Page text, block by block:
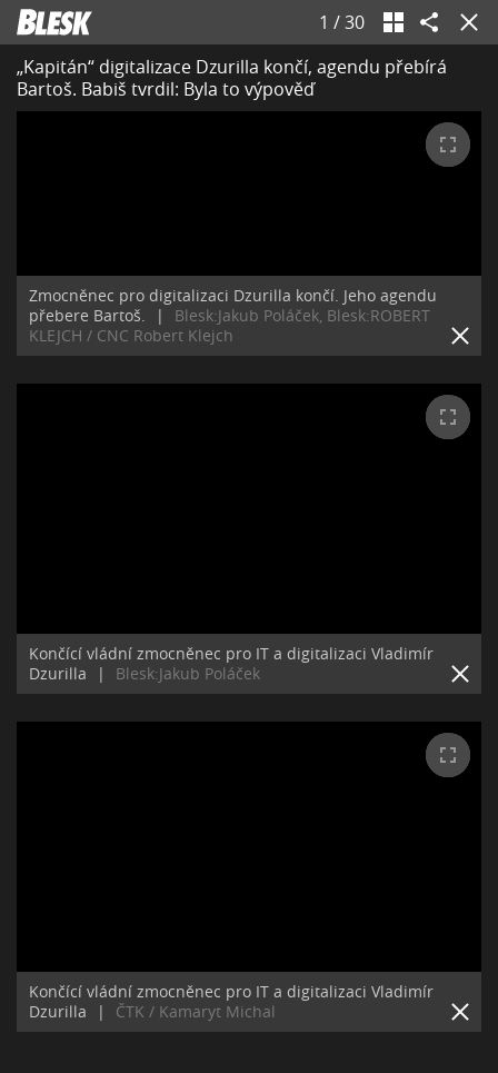
1 /30
„Kapitán“ digitalizace Dzurilla končí, agendu přebírá
Bartoš. Babiš tvrdil: Byla to výpověď
Zmocněnec pro digitalizaci Dzurilla končí. Jeho agendu
přebere Bartoš.
|
Blesk:Jakub Poláček, Blesk:ROBERT
KLEJCH / CNC Robert Klejch
Končící vládní zmocněnec pro IT a digitalizaci Vladimír
Dzurilla
| Blesk:Jakub Poláček
Končící vládní zmocněnec pro IT a digitalizaci Vladimír
Dzurilla
| ČTK / Kamaryt Michal